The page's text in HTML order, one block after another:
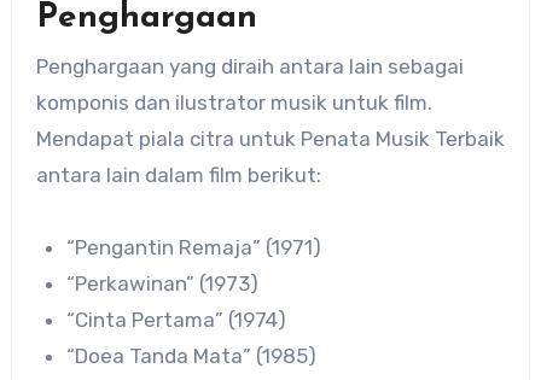
Penghargaan
Penghargaan yang diraih antara lain sebagai
komponis dan ilustrator musik untuk film.
Mendapat piala citra untuk Penata Musik Terbaik
antara lain dalam film berikut:
“Pengantin Remaja” (1971)
“Perkawinan” (1973)
“Cinta Pertama” (1974)
“Doea Tanda Mata” (1985)